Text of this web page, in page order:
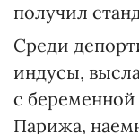
получил
Среди
индусы,
с
Парижа,